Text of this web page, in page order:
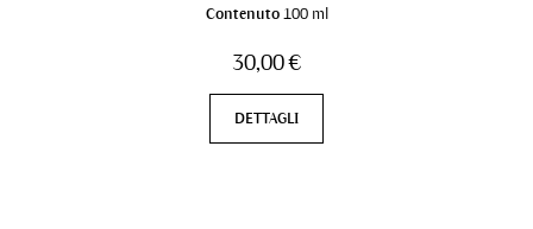
Contenuto 100 ml
30,00 €
DETTAGLI